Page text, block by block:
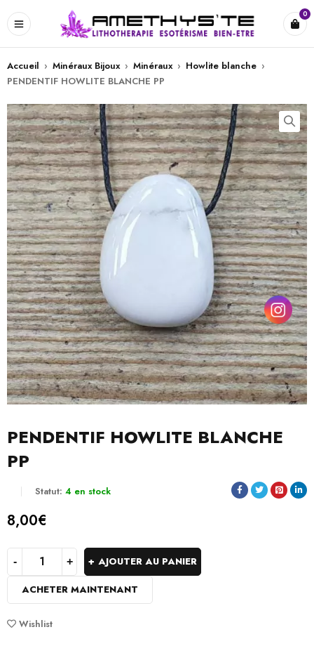
0
Accueil › Minéraux Bijoux › Minéraux › Howlite blanche ›
PENDENTIF HOWLITE BLANCHE PP
PENDENTIF HOWLITE BLANCHE
PP
Statut: 4 en stock
8,00€
AJOUTER AU PANIER
ACHETER MAINTENANT
Wishlist